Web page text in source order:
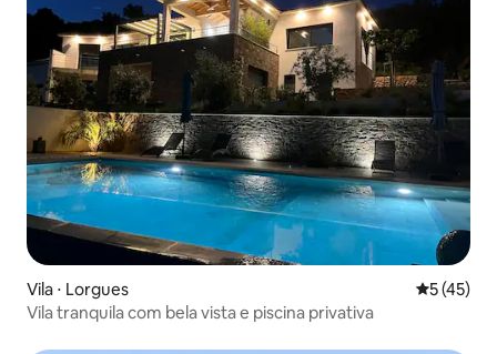
Vila ⋅ Lorgues 5 de uma
5 (45)
Vila tranquila com bela vista e piscina privativa